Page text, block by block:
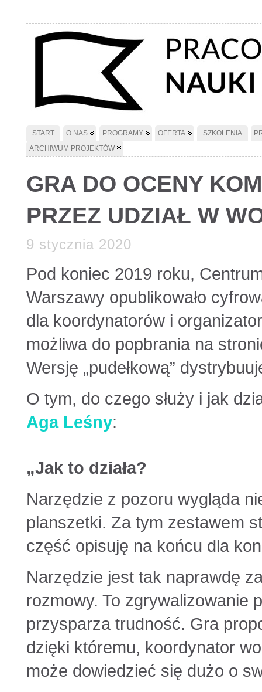
START O NAS PROGRAMY OFERTA SZKOLENIA
ARCHIWUM PROJEKTÓW
GRA DO OCENY
PRZEZ UDZIAŁ W
9 stycznia 2020
Pod koniec 2019 roku,
Warszawy opublikowało
dla koordynatorów i
możliwa do popbrania na
Wersję „pudełkową”
O tym, do czego służy i jak
Aga Leśny:
„Jak to działa?
Narzędzie z pozoru wygląda
planszetki. Za tym zestawem
część opisuję na końcu dla
Narzędzie jest tak naprawdę
rozmowy. To zgrywalizowanie
przysparza trudność. Gra
dzięki któremu, koordynator
może dowiedzieć się dużo o